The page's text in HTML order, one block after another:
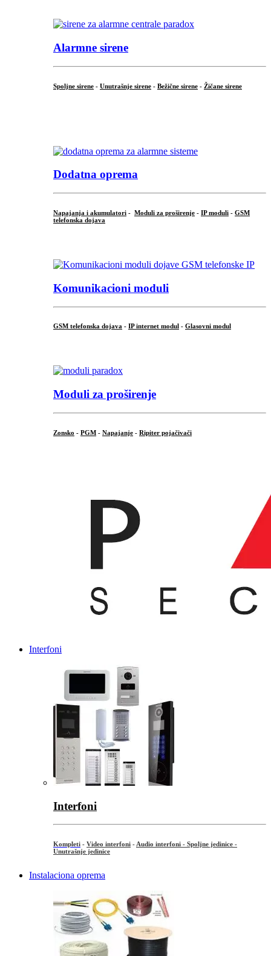
Alarmne sirene
Spoljne sirene - Unutrašnje sirene - Bežične sirene - Žičane sirene
Dodatna oprema
Napajanja i akumulatori - Moduli za proširenje - IP moduli - GSM
telefonska dojava
Komunikacioni moduli
GSM telefonska dojava - IP internet modul - Glasovni modul
Moduli za proširenje
Zonsko - PGM - Napajanje - Ripiter pojačivači
Interfoni
Interfoni
Kompleti - Video interfoni - Audio interfoni - Spoljne jedinice -
Unutrašnje jedinice
Instalaciona oprema